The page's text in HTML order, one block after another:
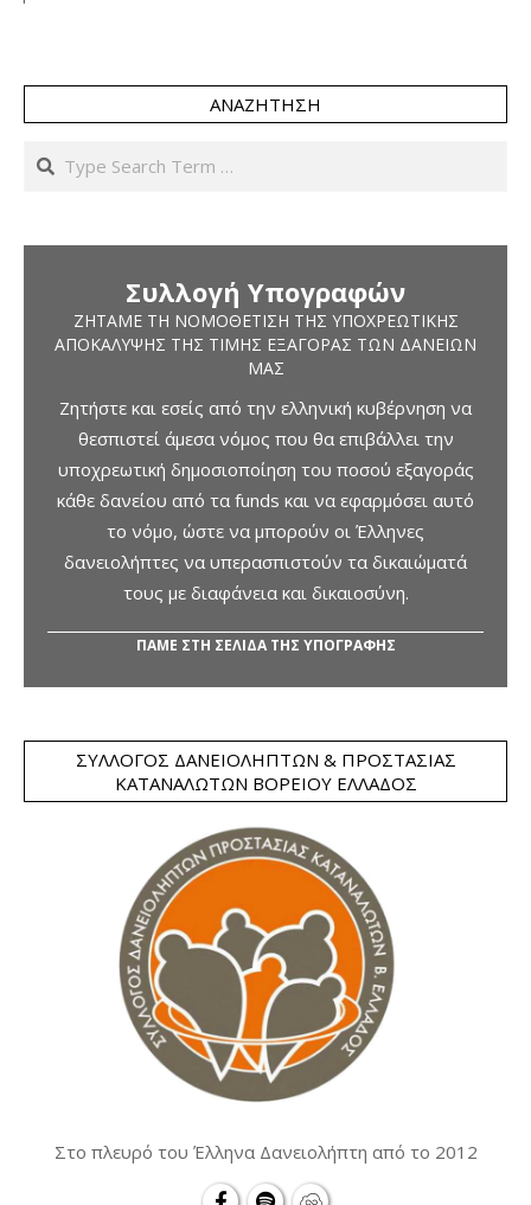
ΑΝΑΖΉΤΗΣΗ
Search
Συλλογή Υπογραφών
ΖΗΤΆΜΕ ΤΗ ΝΟΜΟΘΈΤΙΣΗ ΤΗΣ ΥΠΟΧΡΕΩΤΙΚΉΣ
ΑΠΟΚΆΛΥΨΗΣ ΤΗΣ ΤΙΜΉΣ ΕΞΑΓΟΡΆΣ ΤΩΝ ΔΑΝΕΊΩΝ
ΜΑΣ
Ζητήστε και εσείς από την ελληνική κυβέρνηση να
θεσπιστεί άμεσα νόμος που θα επιβάλλει την
υποχρεωτική δημοσιοποίηση του ποσού εξαγοράς
κάθε δανείου από τα funds και να εφαρμόσει αυτό
το νόμο, ώστε να μπορούν οι Έλληνες
δανειολήπτες να υπερασπιστούν τα δικαιώματά
τους με διαφάνεια και δικαιοσύνη.
ΠΑΜΕ ΣΤΗ ΣΕΛΙΔΑ ΤΗΣ ΥΠΟΓΡΑΦΗΣ
ΣΎΛΛΟΓΟΣ ΔΑΝΕΙΟΛΗΠΤΏΝ & ΠΡΟΣΤΑΣΊΑΣ
ΚΑΤΑΝΑΛΩΤΏΝ ΒΟΡΕΊΟΥ ΕΛΛΆΔΟΣ
Στο πλευρό του Έλληνα Δανειολήπτη από το 2012